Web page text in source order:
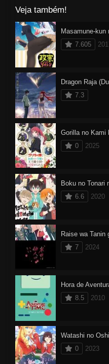
Veja também!
Masamune-kun
7.605
Dragon Raja
7.3
0
2025
Boku no Tonari
6.6
2020
Raise wa Tanin
7
2024
Hora de
8.5
2010
Watashi no
0
2023